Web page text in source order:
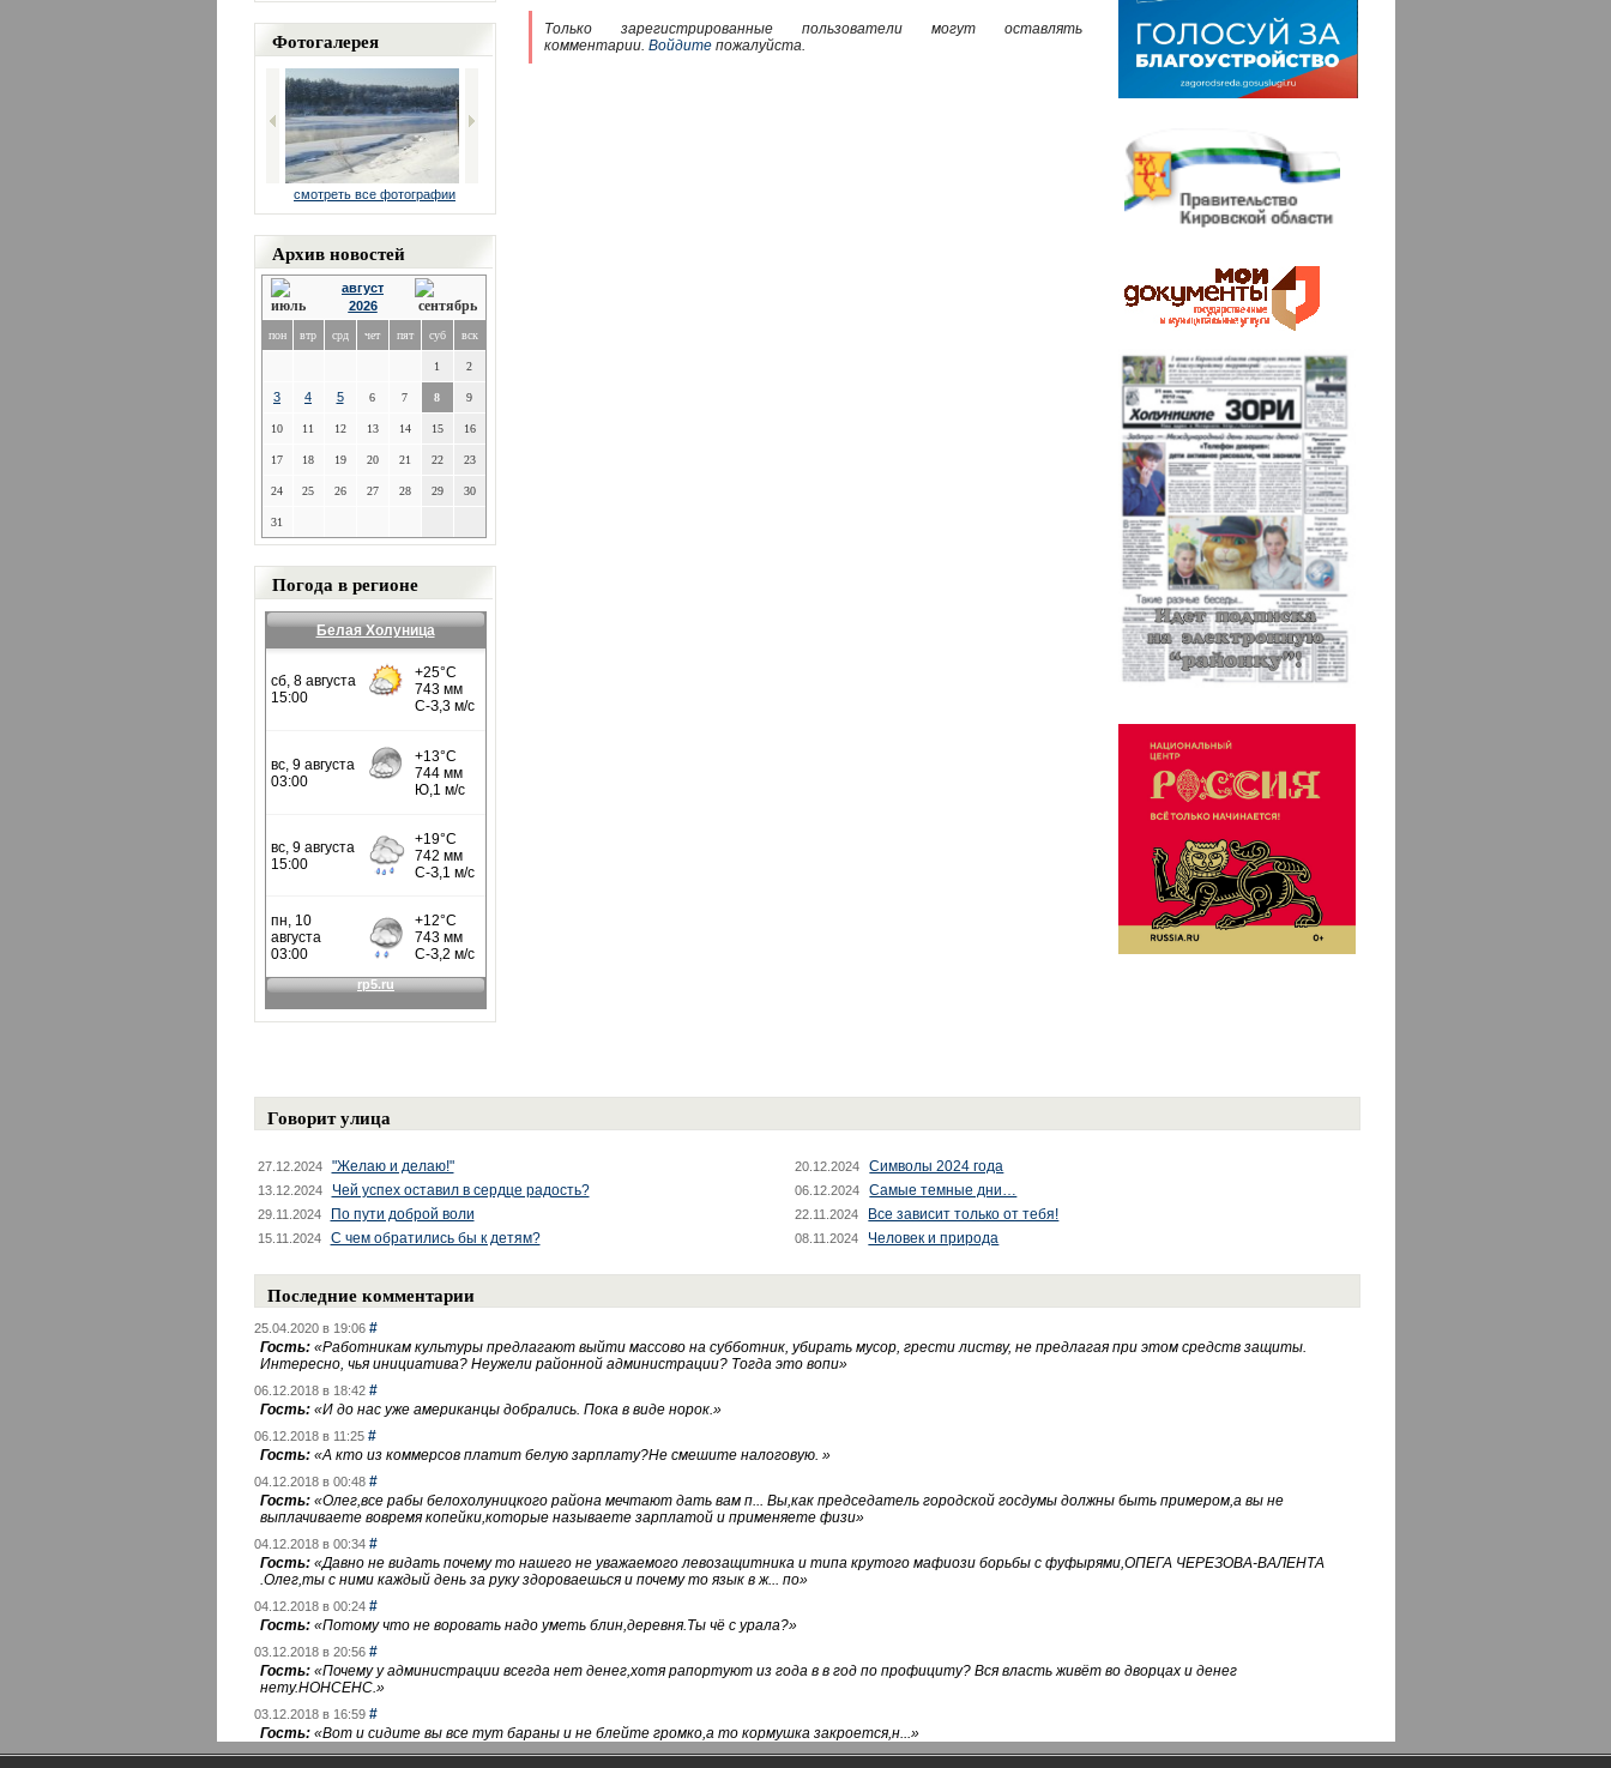
Фотогалерея
смотреть все фотографии
Архив новостей
август
2026
пон втр срд чет пят суб вск
1 2
3 4 5 6 7 8 9
10 11 12 13 14 15 16
17 18 19 20 21 22 23
24 25 26 27 28 29 30
31
Погода в регионе
Белая Холуница
Только зарегистрированные пользователи могут оставлять
комментарии. Войдитепожалуйста.
Говорит улица
27.12.2024 "Желаю и делаю!" 20.12.2024 Символы 2024 года
13.12.2024 Чей успех оставил в сердце радость? 06.12.2024 Самые темные дни…
29.11.2024 По пути доброй воли 22.11.2024 Все зависит только от тебя!
15.11.2024 С чем обратились бы к детям? 08.11.2024 Человек и природа
Последние комментарии
25.04.2020 в 19:06 #
Гость: «Работникам культуры предлагают выйти массово на субботник, убирать мусор, грести листву, не предлагая при этом средств защиты.
Интересно, чья инициатива? Неужели районной администрации? Тогда это вопи»
06.12.2018 в 18:42 #
Гость: «И до нас уже американцы добрались. Пока в виде норок.»
06.12.2018 в 11:25 #
Гость: «А кто из коммерсов платит белую зарплату?Не смешите налоговую. »
04.12.2018 в 00:48 #
Гость: «Олег,все рабы белохолуницкого района мечтают дать вам п... Вы,как председатель городской госдумы должны быть примером,а вы не
выплачиваете вовремя копейки,которые называете зарплатой и применяете физи»
04.12.2018 в 00:34 #
Гость: «Давно не видать почему то нашего не уважаемого левозащитника и типа крутого мафиози борьбы с фуфырями,ОПЕГА ЧЕРЕЗОВА-ВАЛЕНТА
.Олег,ты с ними каждый день за руку здороваешься и почему то язык в ж... по»
04.12.2018 в 00:24 #
Гость: «Потому что не воровать надо уметь блин,деревня.Ты чё с урала?»
03.12.2018 в 20:56 #
Гость: «Почему у администрации всегда нет денег,хотя рапортуют из года в в год по профициту? Вся власть живёт во дворцах и денег
нету.НОНСЕНС.»
03.12.2018 в 16:59 #
Гость: «Вот и сидите вы все тут бараны и не блейте громко,а то кормушка закроется,н...»